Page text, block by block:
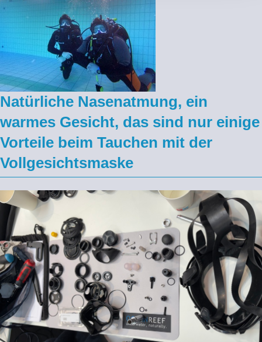
Natürliche Nasenatmung, ein
warmes Gesicht, das sind nur einige
Vorteile beim Tauchen mit der
Vollgesichtsmaske